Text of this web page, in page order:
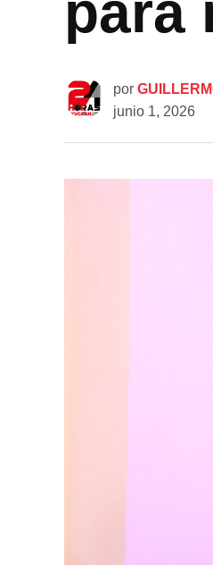
por
junio 1, 2026